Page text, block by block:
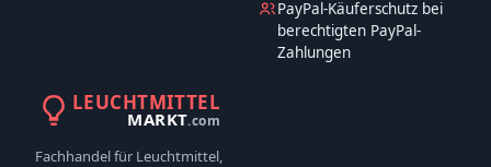
PayPal-Käuferschutz bei
berechtigten PayPal-
Zahlungen
LEUCHTMITTEL
MARKT.com
Fachhandel für Leuchtmittel,